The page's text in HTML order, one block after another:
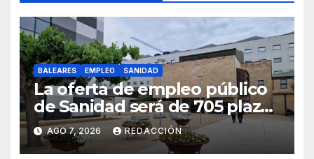
BALEARES EMPLEO SANIDAD
La oferta de empleo público
de Sanidad será de 705 plazas
en 2026
AGO 7, 2026 REDACCIÓN